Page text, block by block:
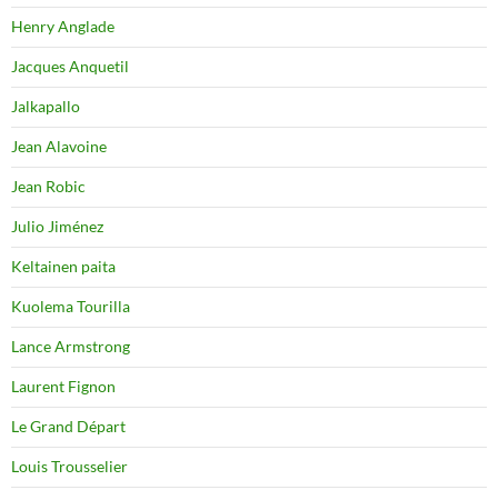
Henry Anglade
Jacques Anquetil
Jalkapallo
Jean Alavoine
Jean Robic
Julio Jiménez
Keltainen paita
Kuolema Tourilla
Lance Armstrong
Laurent Fignon
Le Grand Départ
Louis Trousselier